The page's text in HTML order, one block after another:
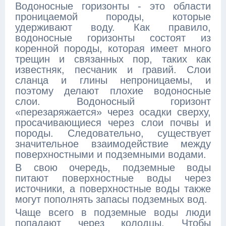
Водоносные горизонты - это области
проницаемой породы, которые
удерживают воду. Как правило,
водоносные горизонты состоят из
коренной породы, которая имеет много
трещин и связанных пор, таких как
известняк, песчаник и гравий. Слои
сланца и глины непроницаемы, и
поэтому делают плохие водоносные
слои. Водоносный горизонт
«перезаряжается» через осадки сверху,
просачивающиеся через слои почвы и
породы. Следовательно, существует
значительное взаимодействие между
поверхностными и подземными водами.
В свою очередь, подземные воды
питают поверхностные воды через
источники, а поверхностные воды также
могут пополнять запасы подземных вод.
Чаще всего в подземные воды люди
попадают через колодцы. Чтобы